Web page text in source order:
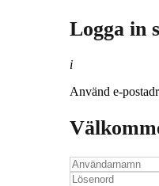
Logga in
i
Använd e-